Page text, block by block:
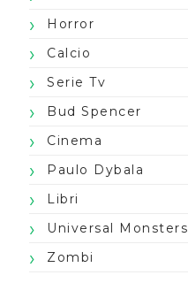
Horror
Calcio
Serie Tv
Bud Spencer
Cinema
Paulo Dybala
Libri
Universal Monsters
Zombi